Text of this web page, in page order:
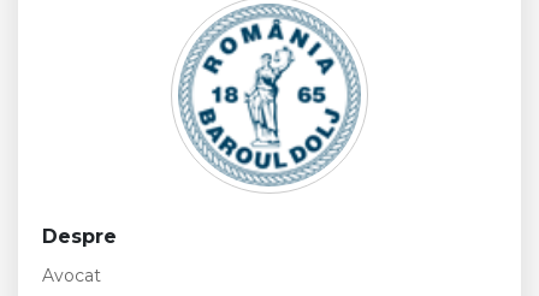
Despre
Avocat